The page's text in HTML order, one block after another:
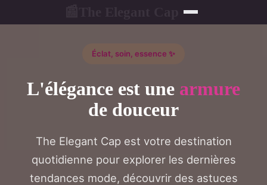
Éclat, soin, essence ✨
L'élégance est une armure
de douceur
The Elegant Cap est votre destination
quotidienne pour explorer les dernières
tendances mode, découvrir des astuces